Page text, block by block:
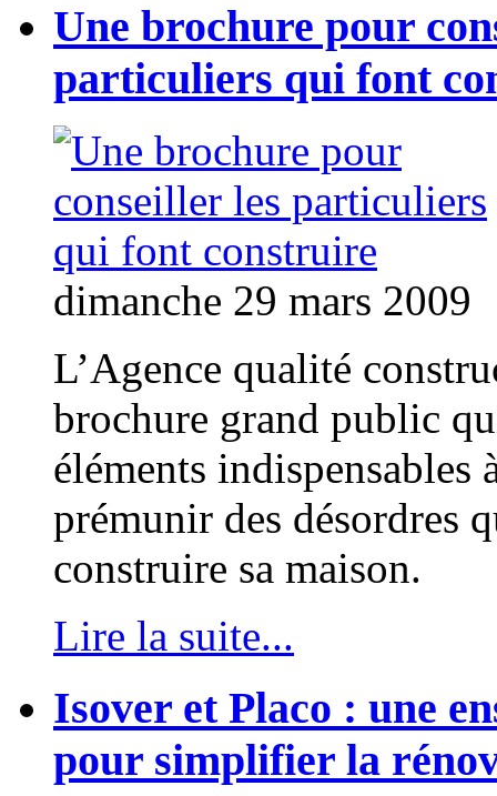
Une brochure pour
particuliers qui font
dimanche 29 mars 2009
L’Agence qualité
brochure grand public
éléments indispensables
prémunir des désordres
construire sa maison.
Lire la suite...
Isover et Placo : une
pour simplifier la